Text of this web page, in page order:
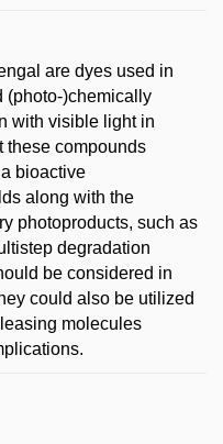
are dyes used in
(photo-)chemically
with visible light in
these compounds
bioactive
along with the
photoproducts, such as
degradation
be considered in
could also be utilized
molecules